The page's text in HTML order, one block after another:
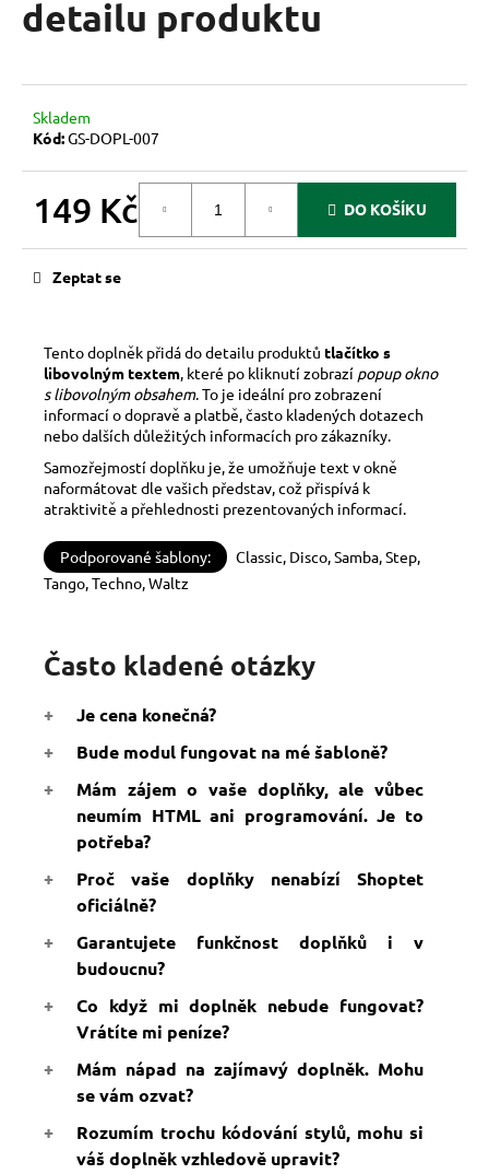
detailu produktu
Skladem
Kód:GS-DOPL-007
149 Kč DO KOŠÍKU
Zeptat se
Tento doplněk přidá do detailu produktů tlačítko s
libovolným textem , které po kliknutí zobrazí popup okno
s libovolným obsahem. To je ideální pro zobrazení
informací o dopravě a platbě, často kladených dotazech
nebo dalších důležitých informacích pro zákazníky.
Samozřejmostí doplňku je, že umožňuje text v okně
naformátovat dle vašich představ, což přispívá k
atraktivitě a přehlednosti prezentovaných informací.
Podporované šablony:
Classic, Disco, Samba, Step,
Tango, Techno, Waltz
Často kladené otázky
Je cena konečná?
Bude modul fungovat na mé šabloně?
Mám zájem o vaše doplňky, ale vůbec
neumím HTML ani programování. Je to
potřeba?
Proč vaše doplňky nenabízí Shoptet
oficiálně?
Garantujete funkčnost doplňků i v
budoucnu?
Co když mi doplněk nebude fungovat?
Vrátíte mi peníze?
Mám nápad na zajímavý doplněk. Mohu
se vám ozvat?
Rozumím trochu kódování stylů, mohu si
váš doplněk vzhledově upravit?
a
í
t
HLEDAT